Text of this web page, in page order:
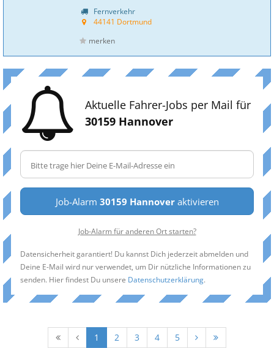
Fernverkehr
44141 Dortmund
merken
Aktuelle Fahrer-Jobs per Mail für
30159 Hannover
Job-Alarm 30159 Hannoveraktivieren
Job-Alarm für anderen Ort starten?
Datensicherheit garantiert! Du kannst Dich jederzeit abmelden und
Deine E-Mail wird nur verwendet, um Dir nützliche Informationen zu
senden. Hier findest Du unsere Datenschutzerklärung.
1 2 3 4 5